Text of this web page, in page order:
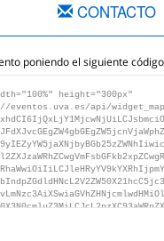
CONTACTO
poniendo el siguiente